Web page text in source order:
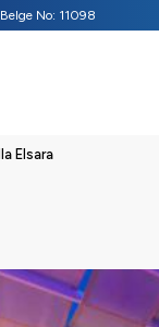
No: 11098
Elsara